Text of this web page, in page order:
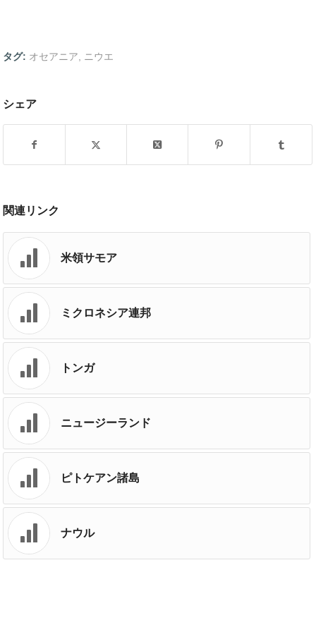
タグ: オセアニア, ニウエ
シェア
関連リンク
米領サモア
ミクロネシア連邦
トンガ
ニュージーランド
ピトケアン諸島
ナウル